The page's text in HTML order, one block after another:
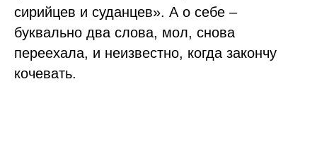
сирийцев и суданцев». А о себе –
буквально два слова, мол, снова
переехала, и неизвестно, когда закончу
кочевать.